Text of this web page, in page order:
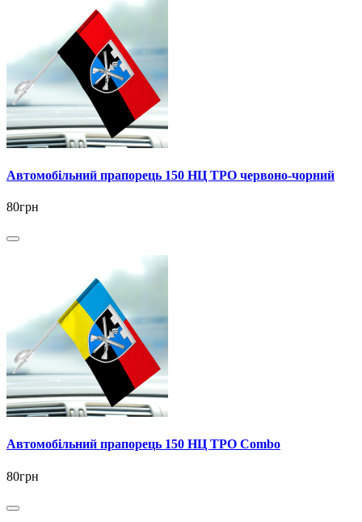
Автомобільний прапорець 150 НЦ ТРО червоно-чорний
80грн
Автомобільний прапорець 150 НЦ ТРО Combo
80грн